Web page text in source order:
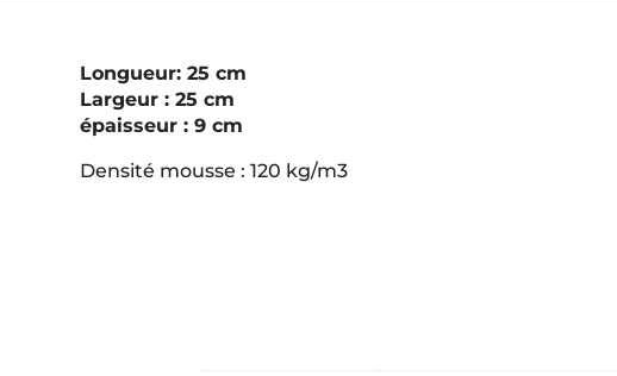
Longueur: 25 cm
Largeur : 25 cm
épaisseur :9 cm
Densité mousse : 120 kg/m3